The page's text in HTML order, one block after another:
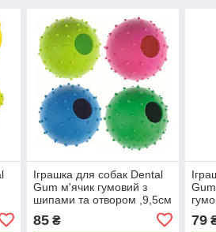
Іграшка для собак Dental
Gum м'ячик гумовий з
шипами та отвором ,9,5см
(різні кольори) (6 шт/уп)
85₴
шт/
79